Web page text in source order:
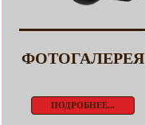
ФОТОГАЛЕРЕЯ
ПОДРОБНЕЕ...